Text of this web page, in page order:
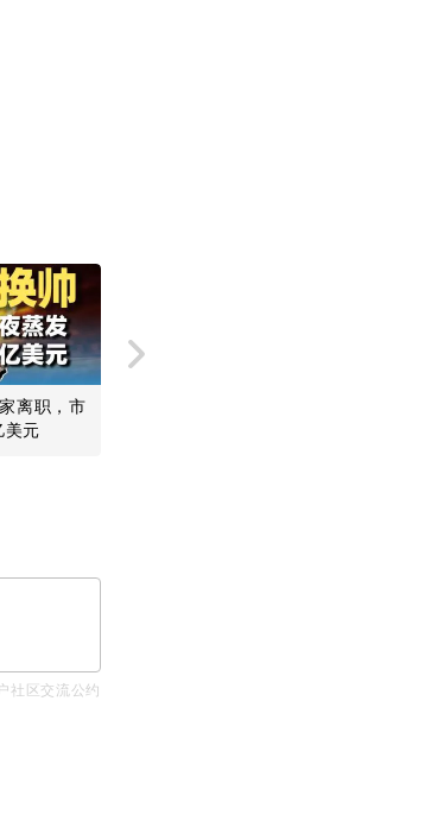
离职，市
美元
社区交流公约